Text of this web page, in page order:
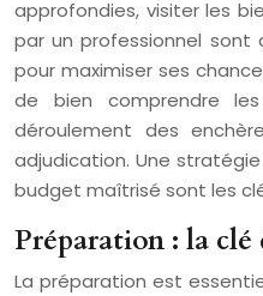
approfondies, visiter les
par un professionnel sont
pour maximiser ses
de bien comprendre les
déroulement des
adjudication. Une
budget maîtrisé sont les
Préparation : la clé
La préparation est